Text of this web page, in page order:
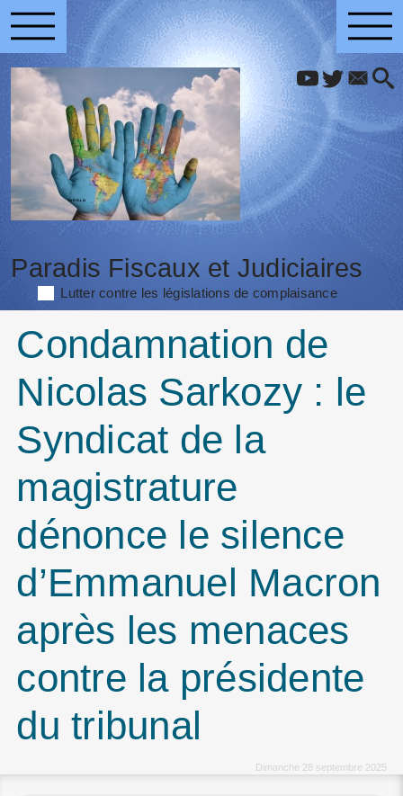
Paradis Fiscaux et Judiciaires
Lutter contre les législations de complaisance
Condamnation de
Nicolas Sarkozy : le
Syndicat de la
magistrature
dénonce le silence
d’Emmanuel Macron
après les menaces
contre la présidente
du tribunal
Dimanche 28 septembre 2025